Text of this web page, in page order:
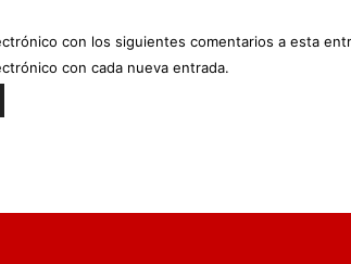
con los siguientes comentarios a esta
con cada nueva entrada.